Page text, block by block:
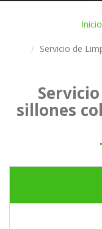
Inicio
Servicio de
sillones